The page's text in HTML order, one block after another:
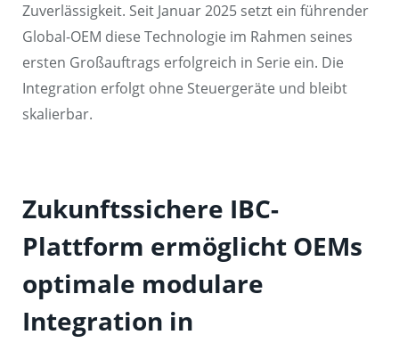
Zuverlässigkeit. Seit Januar 2025 setzt ein führender
Global-OEM diese Technologie im Rahmen seines
ersten Großauftrags erfolgreich in Serie ein. Die
Integration erfolgt ohne Steuergeräte und bleibt
skalierbar.
Zukunftssichere IBC-
Plattform ermöglicht OEMs
optimale modulare
Integration in